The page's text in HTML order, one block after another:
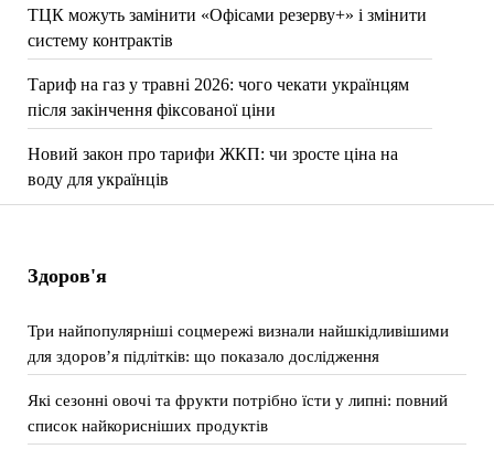
ТЦК можуть замінити «Офісами резерву+» і змінити
систему контрактів
Тариф на газ у травні 2026: чого чекати українцям
після закінчення фіксованої ціни
Новий закон про тарифи ЖКП: чи зросте ціна на
воду для українців
Здоров'я
Три найпопулярніші соцмережі визнали найшкідливішими
для здоров’я підлітків: що показало дослідження
Які сезонні овочі та фрукти потрібно їсти у липні: повний
список найкорисніших продуктів